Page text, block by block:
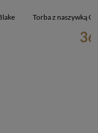
Torba z naszywką